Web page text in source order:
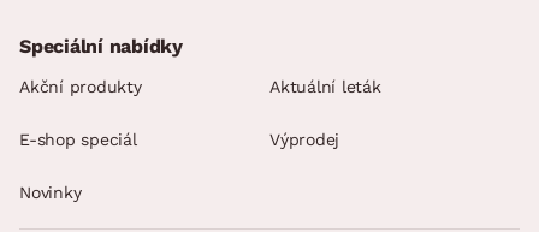
Speciální nabídky
Akční produkty Aktuální leták
E-shop speciál Výprodej
Novinky